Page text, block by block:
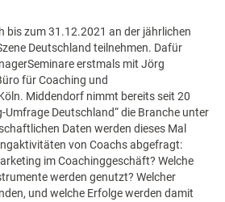
bis zum 31.12.2021 an der jährlichen
Deutschland teilnehmen. Dafür
erstmals mit Jörg
für Coaching und
Middendorf nimmt bereits seit 20
Umfrage Deutschland“ die Branche unter
Daten werden dieses Mal
von Coachs abgefragt:
im Coachinggeschäft? Welche
werden genutzt? Welcher
und welche Erfolge werden damit